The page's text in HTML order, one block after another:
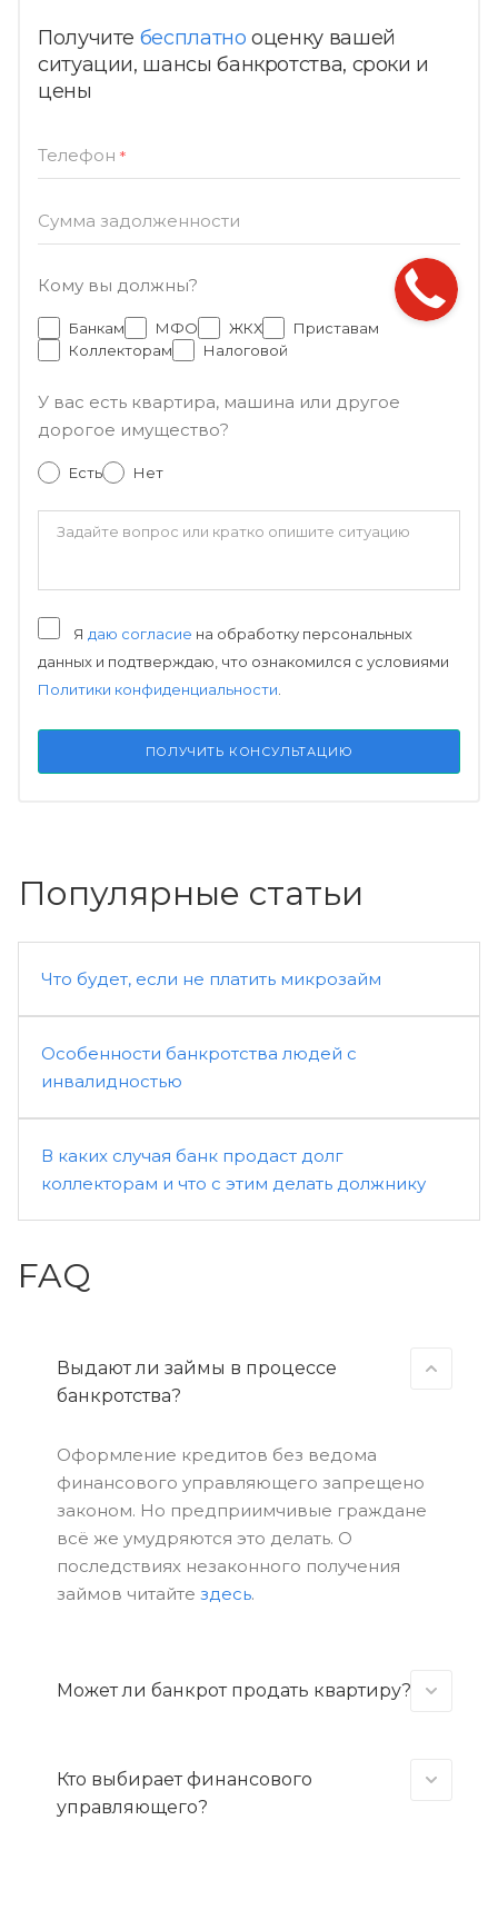
Получите бесплатно оценку вашей
ситуации, шансы банкротства, сроки и
цены
Телефон *
Сумма задолженности
Кому вы должны?
Банкам МФО ЖКХ
Приставам
Коллекторам
Налоговой
У вас есть квартира, машина или другое
дорогое имущество?
Есть Нет
Я даю согласие на обработку персональных
данных и подтверждаю, что ознакомился с условиями
Политики конфиденциальности
ПОЛУЧИТЬ КОНСУЛЬТАЦИЮ
Популярные статьи
Что будет, если не платить микрозайм
Особенности банкротства людей с
инвалидностью
В каких случая банк продаст долг
коллекторам и что с этим делать должнику
FAQ
Выдают ли займы в процессе
банкротства?
Оформление кредитов без ведома
финансового управляющего запрещено
законом. Но предприимчивые граждане
всё же умудряются это делать. О
последствиях незаконного получения
займов читайте здесь.
Может ли банкрот продать квартиру?
Кто выбирает финансового
управляющего?